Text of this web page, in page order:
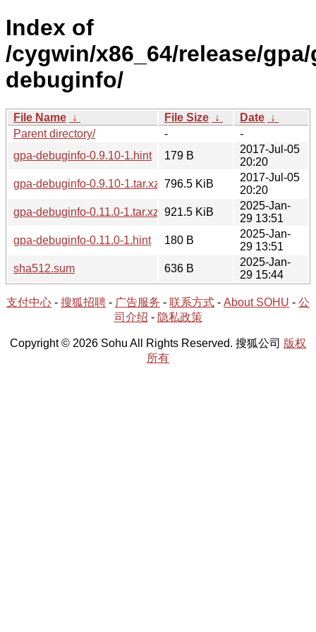
Index of
/cygwin/x86_64/release/
debuginfo/
File Name ↓ File Size ↓ Date ↓
Parent directory/
-
-
gpa-debuginfo-0.9.10-1.hint
179 B
2017-Jul-05
20:20
gpa-debuginfo-0.9.10-1.tar.xz 796.5 KiB
2017-Jul-05
20:20
gpa-debuginfo-0.11.0-1.tar.xz 921.5 KiB
2025-Jan-
29 13:51
gpa-debuginfo-0.11.0-1.hint
180 B
2025-Jan-
29 13:51
sha512.sum
636 B
2025-Jan-
29 15:44
支付中心 - 搜狐招聘 - 广告服务 - 联系方式 - About SOHU - 公
司介绍 - 隐私政策
Copyright © 2026 Sohu All Rights Reserved. 搜狐公司 版权
所有